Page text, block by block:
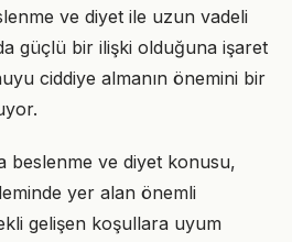
ve diyet ile uzun vadeli
güçlü bir ilişki olduğuna işaret
ciddiye almanın önemini bir
beslenme ve diyet konusu,
yer alan önemli
gelişen koşullara uyum